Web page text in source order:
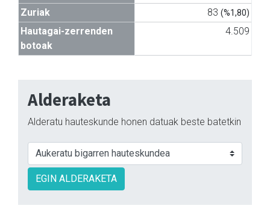
Zuriak 83 (%1,80)
Hautagai-zerrenden
botoak
4.509
Alderaketa
Alderatu hauteskunde honen datuak beste batetkin
EGIN ALDERAKETA